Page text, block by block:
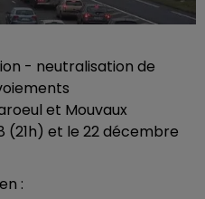
- neutralisation de
et Mouvaux
(21h) et le 22 décembre
: